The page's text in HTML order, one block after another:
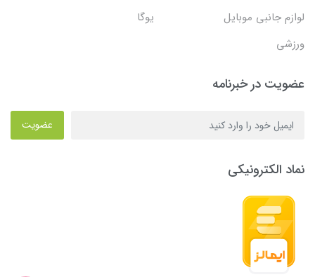
لوازم جانبی موبایل
یوگا
ورزشی
عضویت در خبرنامه
عضویت
نماد الکترونیکی